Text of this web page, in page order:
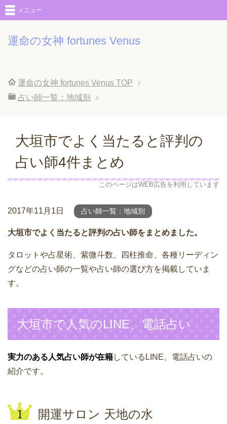
運命の女神 fortunes Venus
メニュー
運命の女神 fortunes Venus TOP
占い師一覧：地域別
大垣市でよく当たると評判の
占い師4件まとめ
このページはWEB広告を利用しています
2017年11月1日 占い師一覧：地域別
大垣市でよく当たると評判の占い師をまとめました。
タロットや占星術、紫微斗数、四柱推命、各種リーディン
グなどの占い師の一覧や占い師の選び方を掲載していま
す。
大垣市で人気のLINE、電話占い
実力のある人気占い師が在籍しているLINE、電話占いの
紹介です。
開運サロン 天地の水